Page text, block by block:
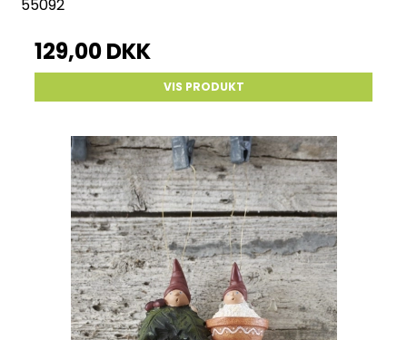
55092
129,00 DKK
VIS PRODUKT